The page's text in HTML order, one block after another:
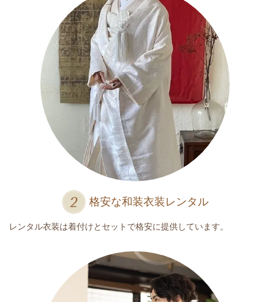
格安な和装衣装レンタル
レンタル衣装は着付けとセットで格安に提供しています。